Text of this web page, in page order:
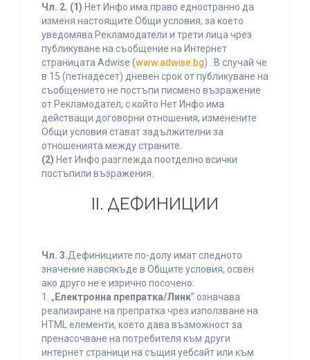
Чл. 2. (1) Нет Инфо има право едностранно да
изменя настоящите Общи условия, за което
уведомява Рекламодатели и трети лица чрез
публикуване на съобщение на Интернет
страницата Adwise (www.adwise.bg) . В случай че
в 15 (петнадесет) дневен срок от публикуване на
съобщението не постъпи писмено възражение
от Рекламодател, с който Нет Инфо има
действащи договорни отношения, изменените
Общи условия стават задължителни за
отношенията между страните.
(2) Нет Инфо разглежда поотделно всички
постъпили възражения.
ІІ. ДЕФИНИЦИИ
Чл. 3.Дефинициите по-долу имат следното
значение навсякъде в Общите условия, освен
ако друго не е изрично посочено:
1. „ Електронна препратка/Линк” означава
реализиране на препратка чрез използване на
HTML елементи, което дава възможност за
пренасочване на потребителя към други
интернет страници на същия уебсайт или към